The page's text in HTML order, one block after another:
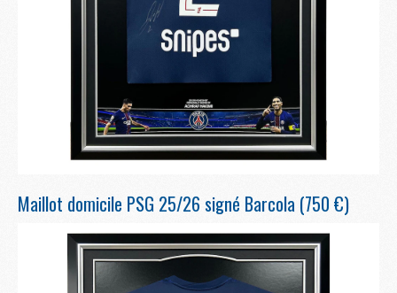
Maillot domicile PSG 25/26 signé Barcola (750 €)